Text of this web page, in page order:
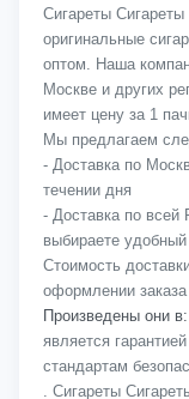
Сигареты
оригинальные
оптом. Наша
Москве и других
имеет цену за 1
Мы предлагаем
- Доставка по
течении дня
- Доставка по всей
выбираете
Стоимость
оформлении заказа
Произведены они в:
является
стандартам
. Сигареты